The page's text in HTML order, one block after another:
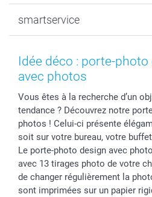
MyNameBook
Stickers & Etiquettes
Cadres photo, accessoires déco
Dénicheur d'idées cadeau
Fin d'études
Naissance & baptême
Fête des Pères
Rentrée des classes
Communion
Saint-Valentin
Vacances
Durabilité
Conditions
Droit de rétraction
Conditions générales
Vie privée
Gestion des cookies
Tarifs
Investisseurs
Droit de rétractation
smartservice
smartgarantie
smartbonus
Modes de paiement
Modes de livraison
Grandes Quantités
Statut de ma commande
Idée déco : porte-
avec photos
Vous êtes à la recherche d’un
tendance ? Découvrez notre
photos ! Celui-ci présente
soit sur votre bureau, votre
Le porte-photo design avec
avec 13 tirages photo de votre
de changer régulièrement la
sont imprimées sur un papier